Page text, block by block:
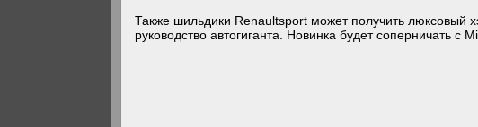
Также шильдики Renaultsport может получить люксовый
руководство автогиганта. Новинка будет соперничать с